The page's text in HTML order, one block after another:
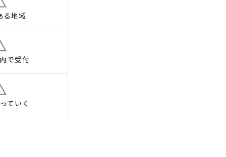
る地域
で受付
ていく